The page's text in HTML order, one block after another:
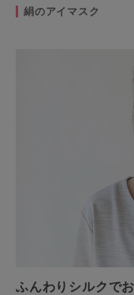
絹のアイマスク
ふんわりシルクで